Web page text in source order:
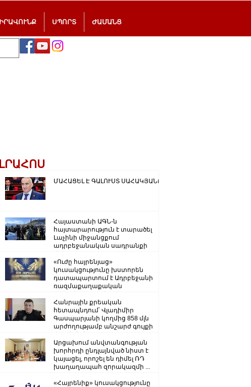
ԻՐԱՎՈՒՆՔ ՍՊՈՐՏ ԺԱՄԱՆՑ
ԼՐԱՀՈՍ
ՄԱՀԱՑԵԼ Է ԳԱԼՈՒՍՏ ՍԱՀԱԿՅԱՆԸ
Հայաստանի ԱԳՆ-ն
հայտարարություն է տարածել
Լաչինի միջանցքում
ադրբեջանական սադրանքի
«Ուժը հայրենյաց»
կուսակցությունը խստորեն
դատապարտում է Ադրբեջանի
ռազմաքաղաքական
Հանրային քրեական
հետապնդում՝ Վլադիմիր
Գասպարյանի կողմից 858 մլն
արժողությամբ անշարժ գույքի
Արցախում անվտանգության
խորհրդի ընդլայնված նիստ է
կայացել, որոշել են դիմել ՌԴ
խաղաղապահ զորակազմի ...
«Հայրենիք» կուսակցությունը